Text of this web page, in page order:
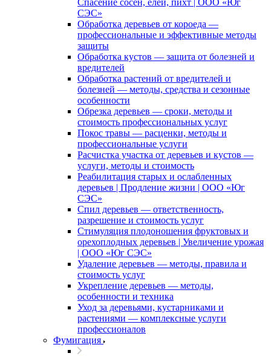
Спасение сосен, елей, пихт | ООО «Юг
СЭС»
Обработка деревьев от короеда —
профессиональные и эффективные методы
защиты
Обработка кустов — защита от болезней и
вредителей
Обработка растений от вредителей и
болезней — методы, средства и сезонные
особенности
Обрезка деревьев — сроки, методы и
стоимость профессиональных услуг
Покос травы — расценки, методы и
профессиональные услуги
Расчистка участка от деревьев и кустов —
услуги, методы и стоимость
Реабилитация старых и ослабленных
деревьев | Продление жизни | ООО «Юг
СЭС»
Спил деревьев — ответственность,
разрешение и стоимость услуг
Стимуляция плодоношения фруктовых и
орехоплодных деревьев | Увеличение урожая
| ООО «Юг СЭС»
Удаление деревьев — методы, правила и
стоимость услуг
Укрепление деревьев — методы,
особенности и техника
Уход за деревьями, кустарниками и
растениями — комплексные услуги
профессионалов
Фумигация